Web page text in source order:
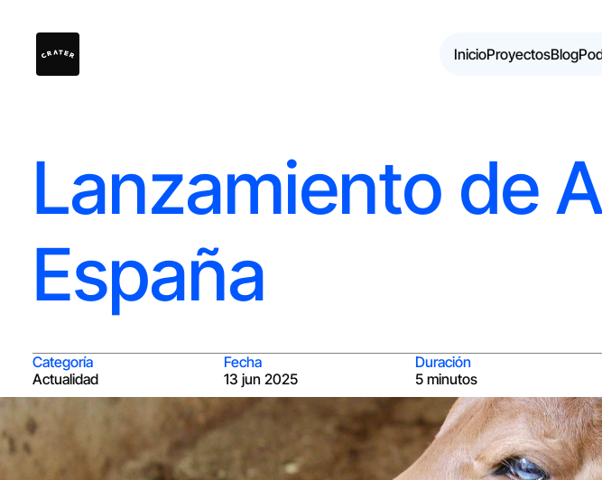
InicioProyectosBlog
Lanzamiento de
España
Categoría
Actualidad
Fecha
13 jun 2025
Duración
5 minutos